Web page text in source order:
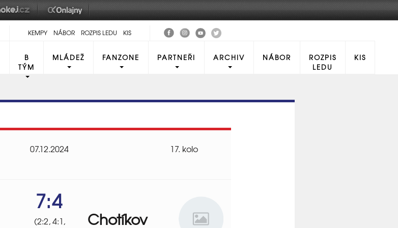
KEMPY NÁBOR ROZPIS LEDU KIS
B
TÝM
MLÁDEŽ FANZONE PARTNEŘI ARCHIV NÁBOR
ROZPIS
LEDU
KIS
07.12.2024 17. kolo
7:4
(2:2, 4:1, Chotíkov